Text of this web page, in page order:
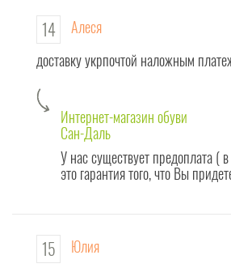
14 Алеся
доставку укрпочтой наложным
Интернет-магазин обуви
Сан-Даль
У нас существует предоплата (
это гарантия того, что Вы
15 Юлия